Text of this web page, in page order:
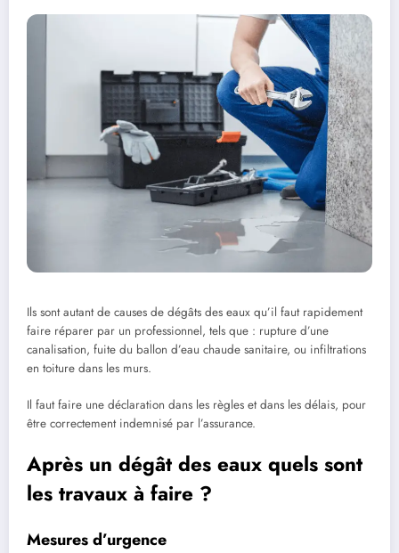
Ils sont autant de causes de dégâts des eaux qu’il faut rapidement
faire réparer par un professionnel, tels que : rupture d’une
canalisation, fuite du ballon d’eau chaude sanitaire, ou infiltrations
en toiture dans les murs.
Il faut faire une déclaration dans les règles et dans les délais, pour
être correctement indemnisé par l’assurance.
Après un dégât des eaux quels sont
les travaux à faire ?
Mesures d’urgence